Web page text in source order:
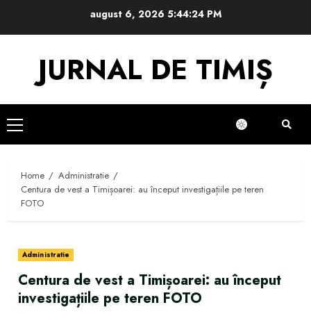
august 6, 2026 5:44:24 PM
JURNAL DE TIMIȘ
Primary
Menu
Home
Administratie
Centura de vest a Timișoarei: au început investigațiile pe teren
FOTO
Administratie
Centura de vest a Timișoarei: au început
investigațiile pe teren FOTO